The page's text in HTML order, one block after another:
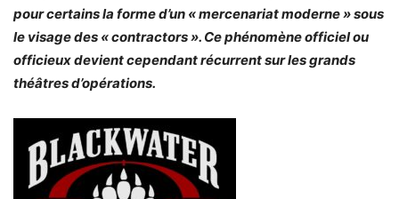
pour certains la forme d’un « mercenariat moderne » sous
le visage des « contractors ». Ce phénomène officiel ou
officieux devient cependant récurrent sur les grands
théâtres d’opérations.